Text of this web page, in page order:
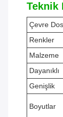
Teknik
Çevre
Renkler
Malzeme
Dayanıklı
Genişlik
Boyutlar